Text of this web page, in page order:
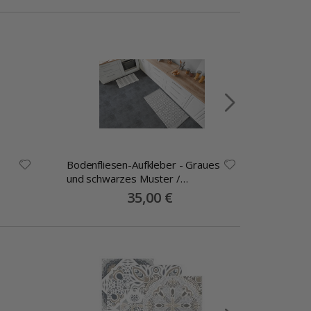
Bodenfliesen-Aufkleber - Graues
und schwarzes Muster /
Abziehen und Aufkleben / 24 Stk
Special
Price
35,00 €